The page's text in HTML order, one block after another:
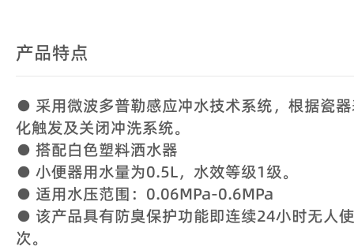
产品特点
● 采用微波多普勒感应冲水技术系统，根据瓷
化触发及关闭冲洗系统。
● 搭配白色塑料洒水器
● 小便器用水量为0.5L，水效等级1级。
● 适用水压范围：0.06MPa-0.6MPa
● 该产品具有防臭保护功能即连续24小时无人
次。